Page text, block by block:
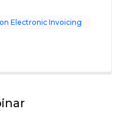
Electronic Invoicing